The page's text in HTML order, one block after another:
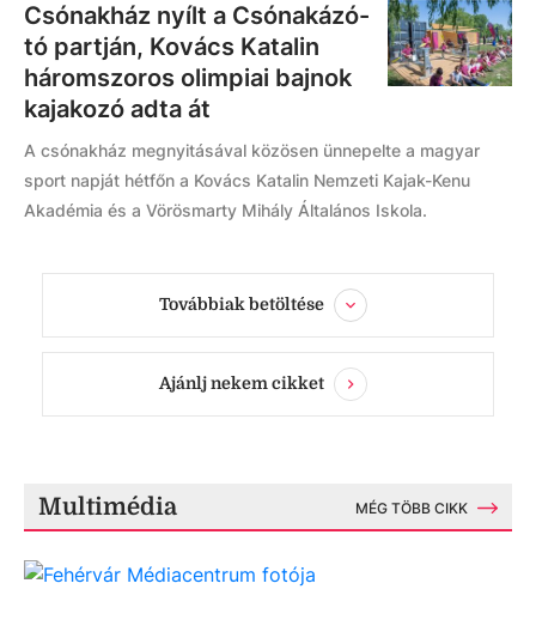
Csónakház nyílt a Csónakázó-
tó partján, Kovács Katalin
háromszoros olimpiai bajnok
kajakozó adta át
A csónakház megnyitásával közösen ünnepelte a magyar
sport napját hétfőn a Kovács Katalin Nemzeti Kajak-Kenu
Akadémia és a Vörösmarty Mihály Általános Iskola.
Továbbiak betöltése
Ajánlj nekem cikket
Multimédia MÉG TÖBB CIKK